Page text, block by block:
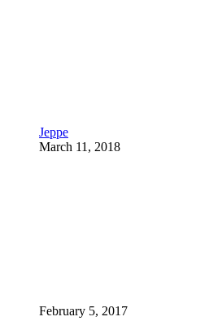
Jeppe
March 11, 2018
February 5, 2017